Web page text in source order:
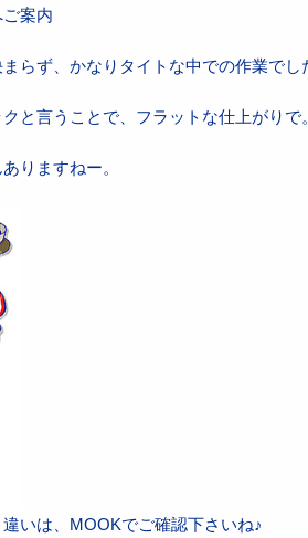
案内
らず、かなりタイトな中での作業で
と言うことで、フラットな仕上がりで。
りますねー。
いは、MOOKでご確認下さいね♪